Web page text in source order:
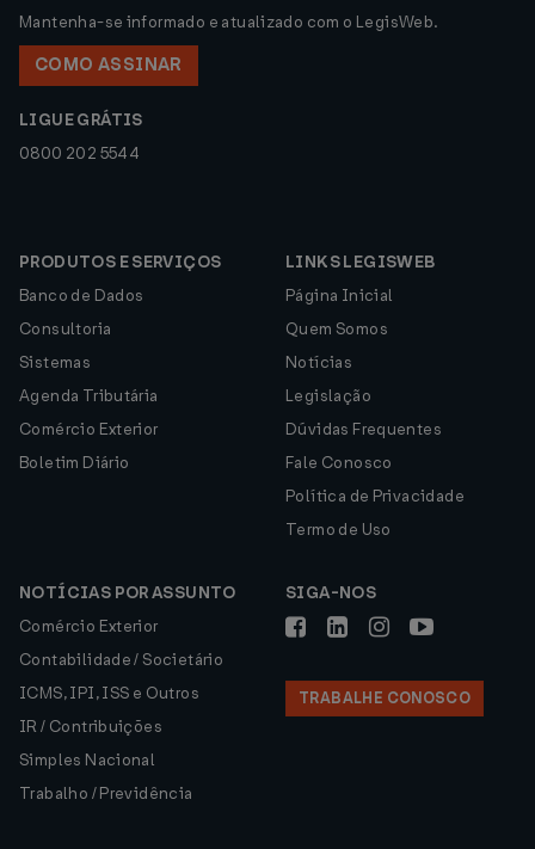
Mantenha-se informado e atualizado com o LegisWeb.
COMO ASSINAR
LIGUE GRÁTIS
0800 202 5544
PRODUTOS E SERVIÇOS
Banco de Dados
Consultoria
Sistemas
Agenda Tributária
Comércio Exterior
Boletim Diário
LINKS LEGISWEB
Página Inicial
Quem Somos
Notícias
Legislação
Dúvidas Frequentes
Fale Conosco
Política de Privacidade
Termo de Uso
NOTÍCIAS POR ASSUNTO
Comércio Exterior
Contabilidade / Societário
ICMS, IPI, ISS e Outros
IR / Contribuições
Simples Nacional
Trabalho / Previdência
SIGA-NOS
TRABALHE CONOSCO